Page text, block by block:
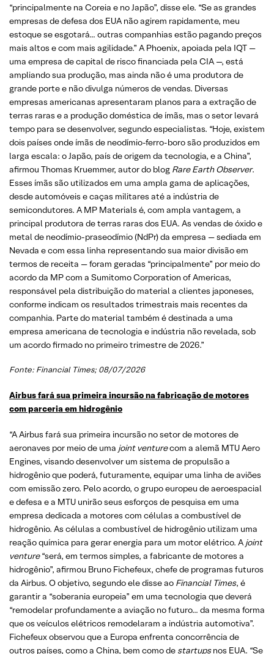
“principalmente na Coreia e no Japão”, disse ele. “Se as grandes
empresas de defesa dos EUA não agirem rapidamente, meu
estoque se esgotará… outras companhias estão pagando preços
mais altos e com mais agilidade.” A Phoenix, apoiada pela IQT —
uma empresa de capital de risco financiada pela CIA —, está
ampliando sua produção, mas ainda não é uma produtora de
grande porte e não divulga números de vendas. Diversas
empresas americanas apresentaram planos para a extração de
terras raras e a produção doméstica de ímãs, mas o setor levará
tempo para se desenvolver, segundo especialistas. “Hoje, existem
dois países onde ímãs de neodímio-ferro-boro são produzidos em
larga escala: o Japão, país de origem da tecnologia, e a China”,
afirmou Thomas Kruemmer, autor do blog Rare Earth Observer.
Esses ímãs são utilizados em uma ampla gama de aplicações,
desde automóveis e caças militares até a indústria de
semicondutores. A MP Materials é, com ampla vantagem, a
principal produtora de terras raras dos EUA. As vendas de óxido e
metal de neodímio-praseodímio (NdPr) da empresa — sediada em
Nevada e com essa linha representando sua maior divisão em
termos de receita — foram geradas “principalmente” por meio do
acordo da MP com a Sumitomo Corporation of Americas,
responsável pela distribuição do material a clientes japoneses,
conforme indicam os resultados trimestrais mais recentes da
companhia. Parte do material também é destinada a uma
empresa americana de tecnologia e indústria não revelada, sob
um acordo firmado no primeiro trimestre de 2026.”
Fonte: Financial Times; 08/07/2026
Airbus fará sua primeira incursão na fabricação de motores
com parceria em hidrogênio
“A Airbus fará sua primeira incursão no setor de motores de
aeronaves por meio de uma joint venturecom a alemã MTU Aero
Engines, visando desenvolver um sistema de propulsão a
hidrogênio que poderá, futuramente, equipar uma linha de aviões
com emissão zero. Pelo acordo, o grupo europeu de aeroespacial
e defesa e a MTU unirão seus esforços de pesquisa em uma
empresa dedicada a motores com células a combustível de
hidrogênio. As células a combustível de hidrogênio utilizam uma
reação química para gerar energia para um motor elétrico. A joint
venture“será, em termos simples, a fabricante de motores a
hidrogênio”, afirmou Bruno Fichefeux, chefe de programas futuros
da Airbus. O objetivo, segundo ele disse ao Financial Times, é
garantir a “soberania europeia” em uma tecnologia que deverá
“remodelar profundamente a aviação no futuro… da mesma forma
que os veículos elétricos remodelaram a indústria automotiva”.
Fichefeux observou que a Europa enfrenta concorrência de
outros países, como a China, bem como de startupsnos EUA. “Se